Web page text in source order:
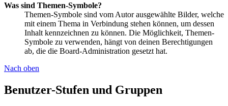
Was sind Themen-Symbole?
Themen-Symbole sind vom Autor ausgewählte Bilder, welche
mit einem Thema in Verbindung stehen können, um dessen
Inhalt kennzeichnen zu können. Die Möglichkeit, Themen-
Symbole zu verwenden, hängt von deinen Berechtigungen
ab, die die Board-Administration gesetzt hat.
Nach oben
Benutzer-Stufen und Gruppen